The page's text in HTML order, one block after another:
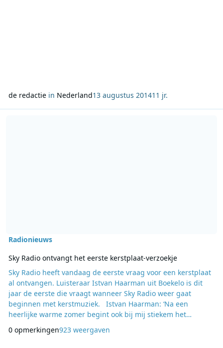
de redactiein Nederland13 augustus 201411 jr.
Radionieuws
Sky Radio ontvangt het eerste kerstplaat-verzoekje
Sky Radio heeft vandaag de eerste vraag voor een kerstplaat
al ontvangen. Luisteraar Istvan Haarman uit Boekelo is dit
jaar de eerste die vraagt wanneer Sky Radio weer gaat
beginnen met kerstmuziek. Istvan Haarman: ‘Na een
heerlijke warme zomer begint ook bij mij stiekem het
jaar. Met de Sky Radio Christmas stream kunnen wij genieten
0 opmerkingen923 weergaven